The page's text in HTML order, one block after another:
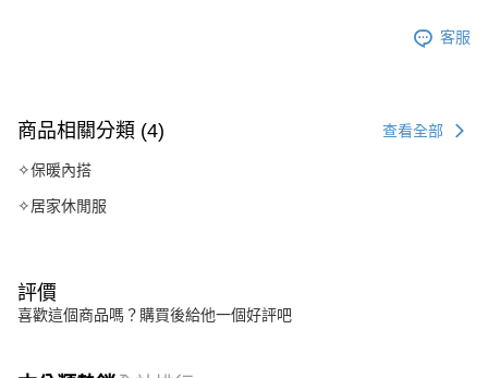
客服
商品相關分類 (4) 查看全部
✧保暖內搭
✧居家休閒服
評價
喜歡這個商品嗎？購買後給他一個好評吧